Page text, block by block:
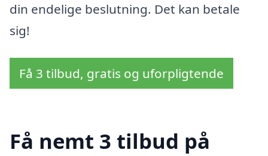
din endelige beslutning. Det kan betale
sig!
Få 3 tilbud, gratis og uforpligtende
Få nemt 3 tilbud på